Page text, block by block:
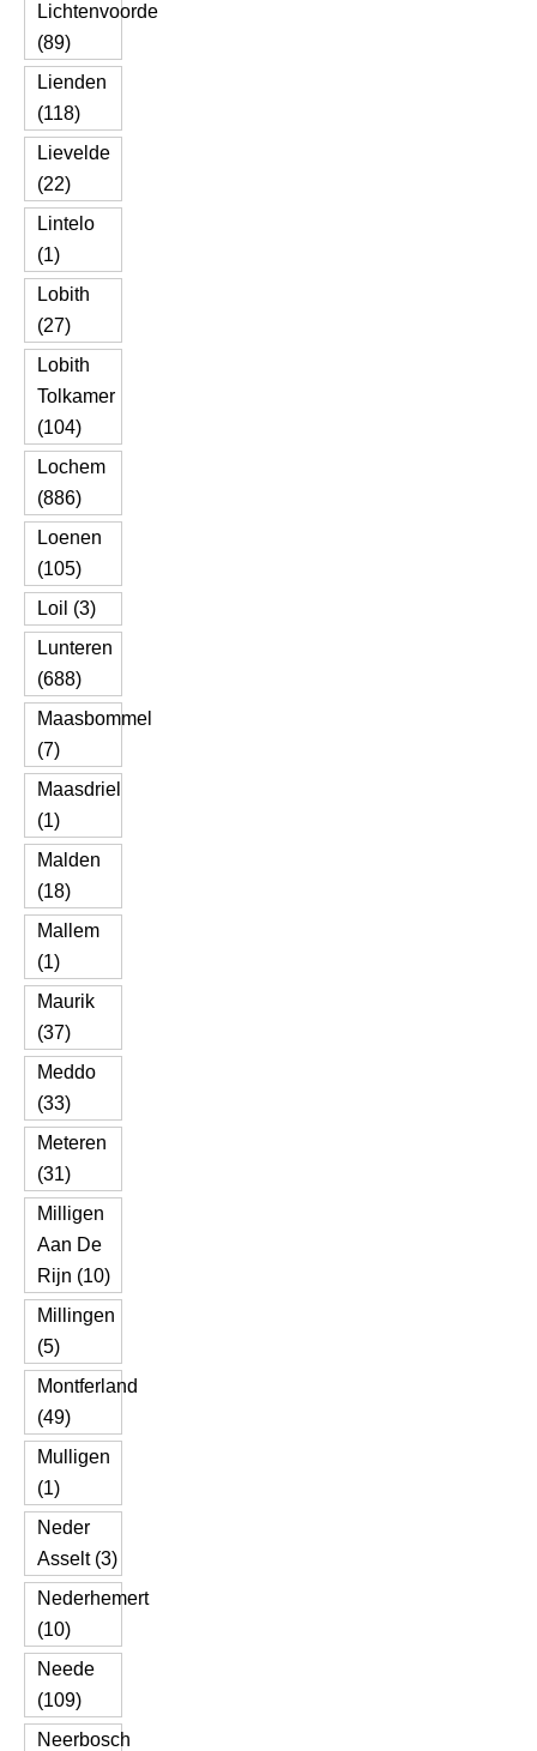
Lichtenvoorde
(89)
Lienden
(118)
Lievelde
(22)
Lintelo
(1)
Lobith
(27)
Lobith
Tolkamer
(104)
Lochem
(886)
Loenen
(105)
Loil (3)
Lunteren
(688)
Maasbommel
(7)
Maasdriel
(1)
Malden
(18)
Mallem
(1)
Maurik
(37)
Meddo
(33)
Meteren
(31)
Milligen
Aan De
Rijn (10)
Millingen
(5)
Montferland
(49)
Mulligen
(1)
Neder
Asselt (3)
Nederhemert
(10)
Neede
(109)
Neerbosch